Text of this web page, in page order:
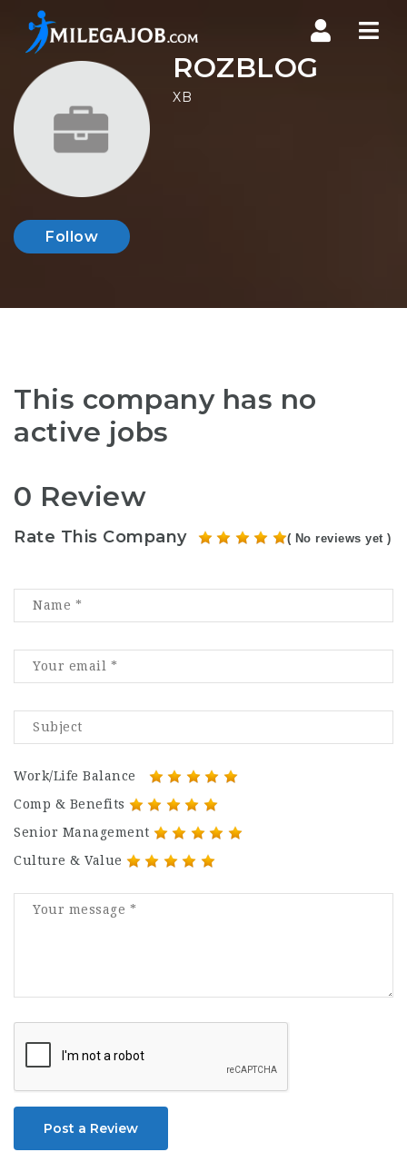
ROZBLOG
XB
Follow
This company has no
active jobs
0 Review
Rate This Company ( No reviews yet )
Work/Life Balance
Comp & Benefits
Senior Management
Culture & Value
Post a Review